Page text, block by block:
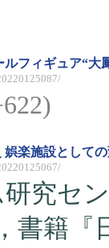
ルフィギュア“
楽施設として
究セ
書籍